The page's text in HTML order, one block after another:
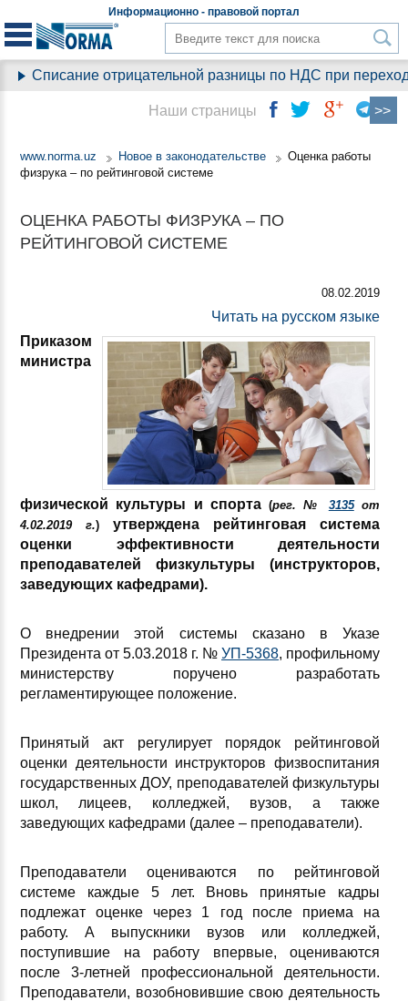
Информационно - правовой портал
Списание отрицательной разницы по НДС при
www.norma.uz Новое в законодательстве
Оценка работы
физрука – по рейтинговой системе
ОЦЕНКА РАБОТЫ ФИЗРУКА – ПО
РЕЙТИНГОВОЙ СИСТЕМЕ
08.02.2019
Читать на русском языке
Приказом
министра
физической культуры и спорта(рег. № 3135от
4.02.2019 г.) утверждена рейтинговая система
оценки эффективности деятельности
преподавателей физкультуры (инструкторов,
заведующих кафедрами).
О внедрении этой системы сказано в Указе
Президента от 5.03.2018 г. №УП-5368, профильному
министерству поручено разработать
регламентирующее положение.
Принятый акт регулирует порядок рейтинговой
оценки деятельности инструкторов физвоспитания
государственных ДОУ, преподавателей физкультуры
школ, лицеев, колледжей, вузов, а также
заведующих кафедрами (далее – преподаватели).
Преподаватели оцениваются по рейтинговой
системе каждые 5 лет. Вновь принятые кадры
подлежат оценке через 1 год после приема на
работу. А выпускники вузов или колледжей,
поступившие на работу впервые, оцениваются
после 3-летней профессиональной деятельности.
Преподаватели, возобновившие свою деятельность
Наши страницы